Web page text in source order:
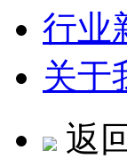
行业
关于
返